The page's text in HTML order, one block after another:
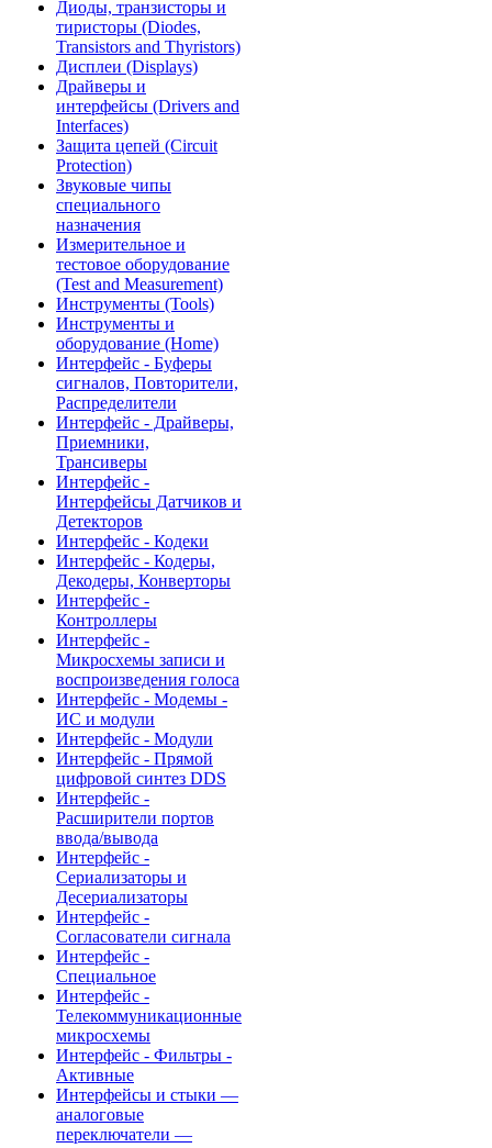
Диоды, транзисторы и
тиристоры (Diodes,
Transistors and Thyristors)
Дисплеи (Displays)
Драйверы и
интерфейсы (Drivers and
Interfaces)
Защита цепей (Circuit
Protection)
Звуковые чипы
специального
назначения
Измерительное и
тестовое оборудование
(Test and Measurement)
Инструменты (Tools)
Инструменты и
оборудование (Home)
Интерфейс - Буферы
сигналов, Повторители,
Распределители
Интерфейс - Драйверы,
Приемники,
Трансиверы
Интерфейс -
Интерфейсы Датчиков и
Детекторов
Интерфейс - Кодеки
Интерфейс - Кодеры,
Декодеры, Конверторы
Интерфейс -
Контроллеры
Интерфейс -
Микросхемы записи и
воспроизведения голоса
Интерфейс - Модемы -
ИС и модули
Интерфейс - Модули
Интерфейс - Прямой
цифровой синтез DDS
Интерфейс -
Расширители портов
ввода/вывода
Интерфейс -
Сериализаторы и
Десериализаторы
Интерфейс -
Согласователи сигнала
Интерфейс -
Специальное
Интерфейс -
Телекоммуникационные
микросхемы
Интерфейс - Фильтры -
Активные
Интерфейсы и стыки —
аналоговые
переключатели —